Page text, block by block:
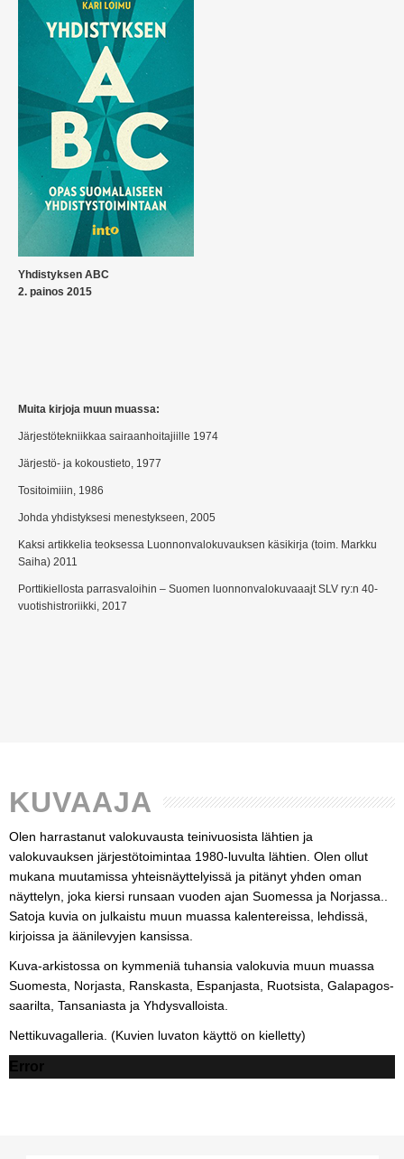
Yhdistyksen ABC
2. painos 2015
Muita kirjoja muun muassa:
Järjestötekniikkaa sairaanhoitajiille 1974
Järjestö- ja kokoustieto, 1977
Tositoimiiin, 1986
Johda yhdistyksesi menestykseen, 2005
Kaksi artikkelia teoksessa Luonnonvalokuvauksen käsikirja (toim. Markku
Saiha) 2011
Porttikiellosta parrasvaloihin – Suomen luonnonvalokuvaaajt SLV ry:n 40-
vuotishistroriikki, 2017
KUVAAJA
Olen harrastanut valokuvausta teinivuosista lähtien ja
valokuvauksen järjestötoimintaa 1980-luvulta lähtien. Olen ollut
mukana muutamissa yhteisnäyttelyissä ja pitänyt yhden oman
näyttelyn, joka kiersi runsaan vuoden ajan Suomessa ja Norjassa..
Satoja kuvia on julkaistu muun muassa kalentereissa, lehdissä,
kirjoissa ja äänilevyjen kansissa.
Kuva-arkistossa on kymmeniä tuhansia valokuvia muun muassa
Suomesta, Norjasta, Ranskasta, Espanjasta, Ruotsista, Galapagos-
saarilta, Tansaniasta ja Yhdysvalloista.
Nettikuvagalleria. (Kuvien luvaton käyttö on kielletty)
Error